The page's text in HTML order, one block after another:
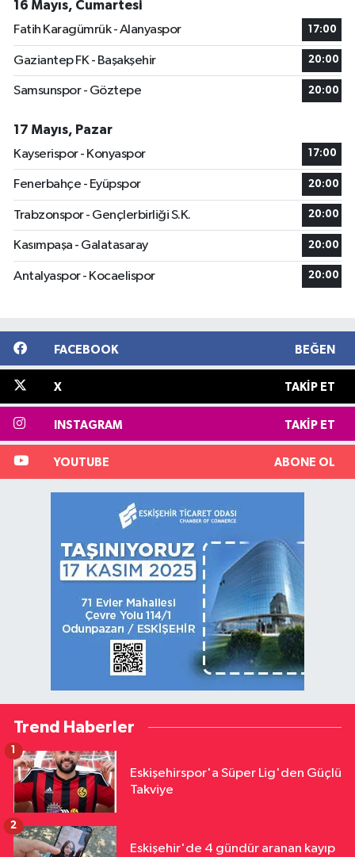
16 Mayıs, Cumartesi
Fatih Karagümrük - Alanyaspor
17:00
Gaziantep FK - Başakşehir 20:00
Samsunspor - Göztepe 20:00
17 Mayıs, Pazar
Kayserispor - Konyaspor
17:00
Fenerbahçe - Eyüpspor 20:00
Trabzonspor - Gençlerbirliği S.K. 20:00
Kasımpaşa - Galatasaray 20:00
Antalyaspor - Kocaelispor 20:00
FACEBOOK BEĞEN
X TAKIP ET
INSTAGRAM TAKIP ET
YOUTUBE ABONE OL
Trend Haberler
Eskişehirspor'a Süper Lig'den Güçlü
Takviye
1
Eskişehir'de 4 gündür aranan kayıp
2